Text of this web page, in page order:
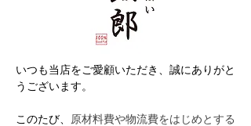
いつも当店をご愛顧いただき、誠にありがと
うございます。
このたび、
原材料費や物流費をはじめとする